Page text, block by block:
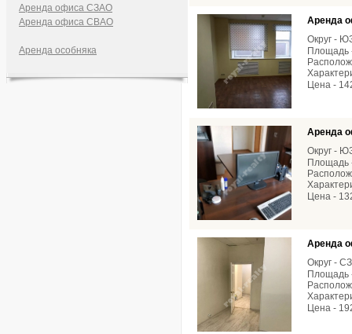
Аренда офиса СЗАО
Аренда офиса СВАО
Аренда особняка
Аренда
Округ -
Площадь
Цена -
Аренда
Округ -
Площадь
Цена -
Аренда
Округ -
Площадь
Цена -